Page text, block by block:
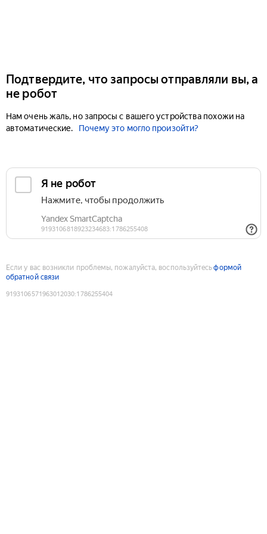
Подтвердите, что запросы отправляли вы, а
не робот
Нам очень жаль, но запросы с вашего устройства похожи на
автоматические.
Почему это могло произойти?
Если у вас возникли проблемы, пожалуйста, воспользуйтесьформой
обратной связи
9193106571963012030:1786255404